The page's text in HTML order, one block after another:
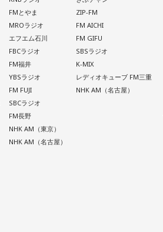
FMとやま
MROラジオ
エフエム石川
FBCラジオ
FM福井
YBSラジオ
FM FUJI
SBCラジオ
FM長野
NHK AM（東京）
NHK AM（名古屋）
ZIP-FM
FM AICHI
FM GIFU
SBSラジオ
K-MIX
レディオキューブ FM三重
NHK AM（名古屋）